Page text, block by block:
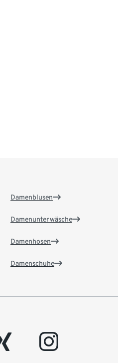
Damenblusen
Damenunterwäsche
Damenhosen
Damenschuhe
instagram